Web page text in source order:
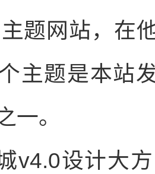
题网站，在
主题是本站
一。
v4.0设计大